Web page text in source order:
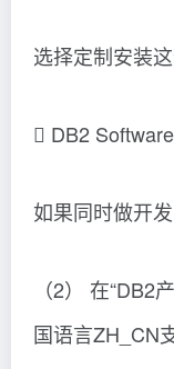
选择定制安装
 DB2
如果同时做开
（2） 在“DB2
国语言ZH_CN